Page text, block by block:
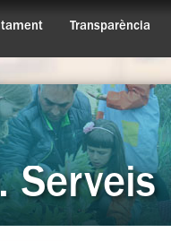
Transparència
Serveis